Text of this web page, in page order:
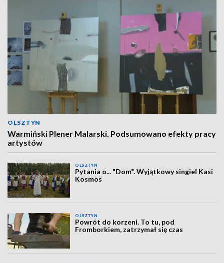
OLSZTYN
Warmiński Plener Malarski. Podsumowano efekty pracy
artystów
OLSZTYN
Pytania o... "Dom". Wyjątkowy singiel Kasi
Kosmos
OLSZTYN
Powrót do korzeni. To tu, pod
Fromborkiem, zatrzymał się czas